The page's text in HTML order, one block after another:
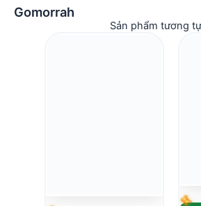
Gomorrah
Sản phẩm tương tự